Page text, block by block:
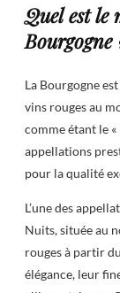
Quel est le
Bourgogne
La Bourgogne
vins rouges au
comme étant le
appellations
pour la qualité
L’une des
Nuits, située au
rouges à partir
élégance, leur